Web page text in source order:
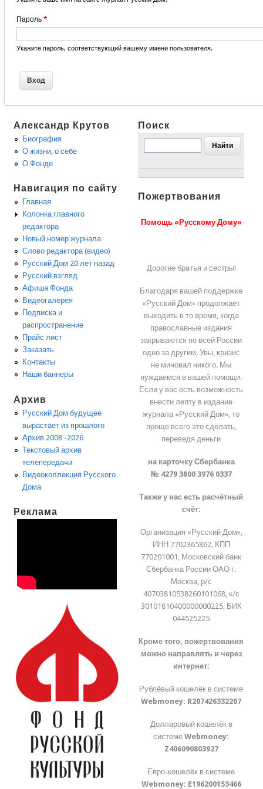
Пароль *
Укажите пароль, соответствующий вашему имени пользователя.
Александр Крутов
Биография
О жизни, о себе
О Фонде
Навигация по сайту
Главная
Колонка главного
редактора
Новый номер журнала
Слово редактора (видео)
Русский Дом 20 лет назад
Русский взгляд
Афиша Фонда
Видеогалерея
Подписка и
распространение
Прайс лист
Заказать
Контакты
Наши баннеры
Архив
Русский Дом будущее
вырастает из прошлого
Архив 2008 -2026
Текстовый архив
телепередачи
Видеоколлекция Русского
Дома
Реклама
Поиск
Пожертвования
Помощь «Русскому Дому»
Дорогие братья и сестры!
Благодаря вашей поддержке
«Русский Дом» продолжает
выходить в то время, когда
православные издания
закрываются по всей России
одно за другим. Увы, кризис
не миновал никого. Мы
нуждаемся в вашей помощи.
Если у вас есть возможность
внести лепту в издание
журнала «Русский Дом», то
проще всего это сделать,
переведя деньги
на карточку Сбербанка
№ 4279 3800 3976 0337
Также у нас есть расчётный
счёт:
Организация «Русский Дом»,
ИНН 7702365862, КПП
770201001, Московский банк
Сбербанка России ОАО г.
Москва, р/с
40703810538260101068, к/с
30101810400000000225, БИК
044525225
Кроме того, пожертвования
можно направлять и через
интернет:
Рублёвый кошелёк в системе
Webmoney: R207426332207
Долларовый кошелёк в
системеWebmoney:
Z406090803927
Евро-кошелёк в системе
Webmoney: E196200153466